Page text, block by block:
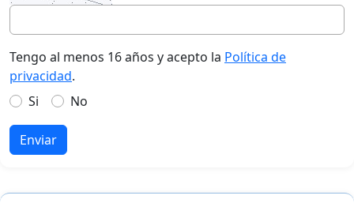
Tengo al menos 16 años y acepto la Política de
privacidad.
Si
No
Enviar